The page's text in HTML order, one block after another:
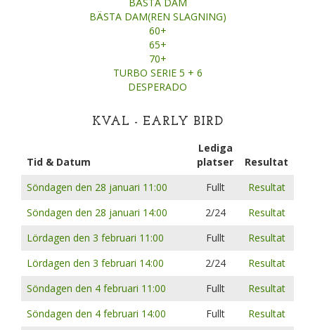
BÄSTA DAM(REN SLAGNING)
60+
65+
70+
TURBO SERIE 5 + 6
DESPERADO
KVAL - EARLY BIRD
Tid & Datum
Lediga
platser
Resultat
Söndagen den 28 januari 11:00
Fullt
Resultat
Söndagen den 28 januari 14:00
2/24
Resultat
Lördagen den 3 februari 11:00
Fullt
Resultat
Lördagen den 3 februari 14:00
2/24
Resultat
Söndagen den 4 februari 11:00
Fullt
Resultat
Söndagen den 4 februari 14:00
Fullt
Resultat